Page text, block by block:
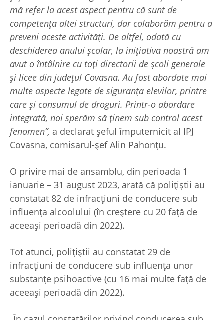
mă refer la acest aspect pentru că sunt de
competența altei structuri, dar colaborăm pentru a
preveni aceste activități. De altfel, odată cu
deschiderea anului școlar, la inițiativa noastră am
avut o întâlnire cu toți directorii de școli generale
și licee din județul Covasna. Au fost abordate mai
multe aspecte legate de siguranța elevilor, printre
care și consumul de droguri. Printr-o abordare
integrată, noi sperăm să ținem sub control acest
fenomen”, a declarat șeful împuternicit al IPJ
Covasna, comisarul-șef Alin Pahonțu.
O privire mai de ansamblu, din perioada 1
ianuarie – 31 august 2023, arată că polițiștii au
constatat 82 de infracțiuni de conducere sub
influența alcoolului (în creștere cu 20 față de
aceeași perioadă din 2022).
Tot atunci, polițiștii au constatat 29 de
infracțiuni de conducere sub influența unor
substanțe psihoactive (cu 16 mai multe față de
aceeași perioadă din 2022).